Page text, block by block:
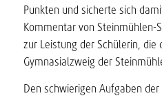
Punkten und sicherte sich
Kommentar von Steinmühlen-
zur Leistung der Schülerin, die
Gymnasialzweig der
Den schwierigen Aufgaben